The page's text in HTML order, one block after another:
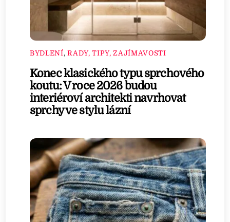
BYDLENÍ,RADY, TIPY, ZAJÍMAVOSTI
Konec klasického typu sprchového
koutu: V roce 2026 budou
interiéroví architekti navrhovat
sprchy ve stylu lázní